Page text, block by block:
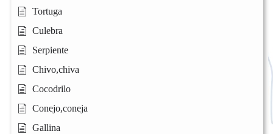
Tortuga
Culebra
Serpiente
Chivo,chiva
Cocodrilo
Conejo,coneja
Gallina